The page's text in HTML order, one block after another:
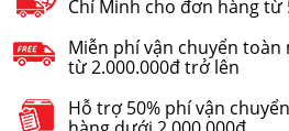
Chí Minh cho đơn hàng từ
Miễn phí vận chuyển
từ 2.000.000đ trở lên
Hỗ trợ 50% phí vận